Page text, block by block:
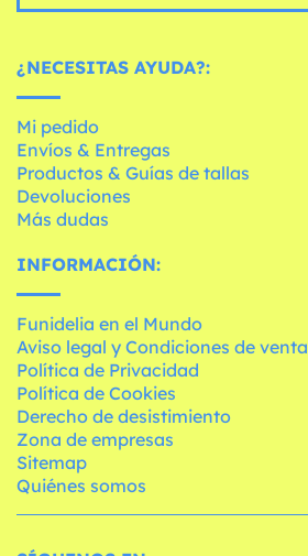
¿NECESITAS AYUDA?:
Mi pedido
Envíos & Entregas
Productos & Guías de tallas
Devoluciones
Más dudas
INFORMACIÓN:
Funidelia en el Mundo
Aviso legal y Condiciones de venta
Política de Privacidad
Política de Cookies
Derecho de desistimiento
Zona de empresas
Sitemap
Quiénes somos